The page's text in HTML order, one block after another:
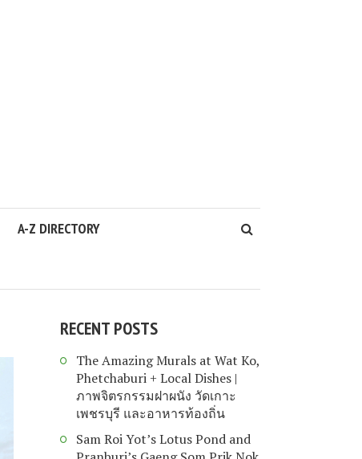
A-Z DIRECTORY
RECENT POSTS
The Amazing Murals at Wat Ko,
Phetchaburi + Local Dishes |
ภาพจิตรกรรมฝาผนัง วัดเกาะ
เพชรบุรี และอาหารท้องถิ่น
Sam Roi Yot’s Lotus Pond and